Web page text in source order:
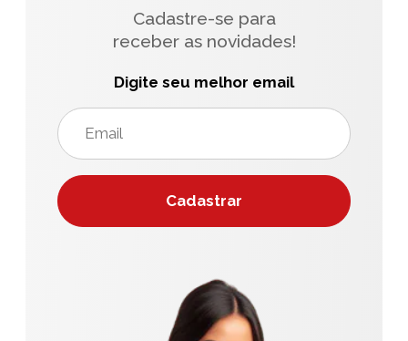
Cadastre-se para
receber as novidades!
Digite seu melhor email